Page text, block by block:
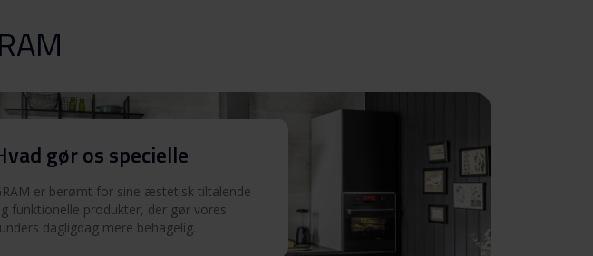
gør os specielle
er berømt for sine æstetisk tiltalende
funktionelle produkter, der gør vores
dagligdag mere behagelig.